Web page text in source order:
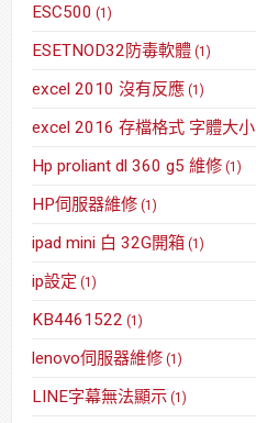
ESC500 (1)
ESETNOD32防毒軟體 (1)
excel 2010 沒有反應 (1)
excel 2016 存檔格式 字體大小
Hp proliant dl 360 g5 維修 (1)
HP伺服器維修 (1)
ipad mini 白 32G開箱 (1)
ip設定 (1)
KB4461522 (1)
lenovo伺服器維修 (1)
LINE字幕無法顯示 (1)